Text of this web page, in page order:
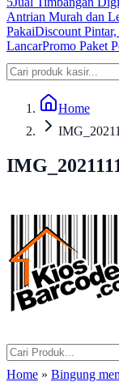
Antrian Murah dan
PakaiDiscount
LancarPromo Paket
Home
Home » Bingung